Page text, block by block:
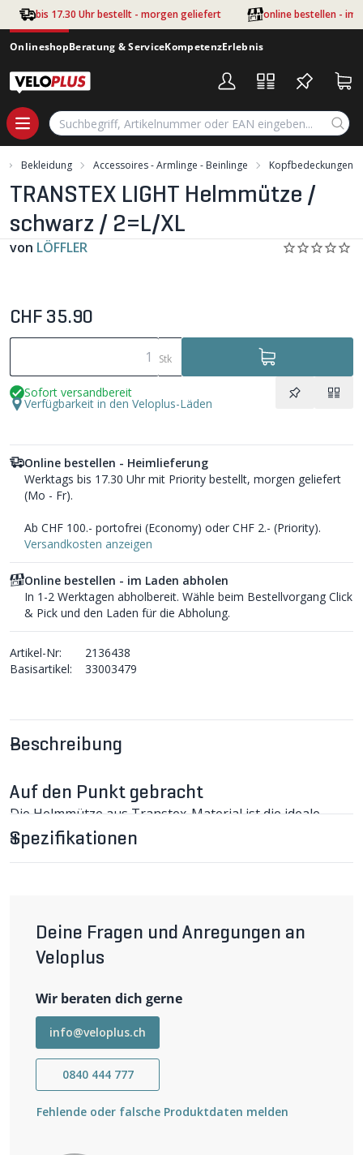
Zum Hauptinhalt springen
bis 17.30 Uhr bestellt - morgen geliefert online bestellen - im
OnlineshopBeratung & ServiceKompetenzErlebnis
Bekleidung Accessoires - Armlinge - Beinlinge Kopfbedeckungen
TRANSTEX LIGHT Helmmütze /
schwarz / 2=L/XL
von LÖFFLER
Beschreibung
Auf den Punkt gebracht
Die Helmmütze aus Transtex-Material ist die ideale
Wahl für sportliche Aktivitäten im Freien.
TRANSTEX LIGHT Helmmütze im Detail
elastischen Eigenschaften trägt sie sich besonders
angenehm und passt problemlos unter den Helm. (A)
Wichtigste Eigenschaften
Angenehmer Tragekomfort
Passt unter jeden Helm
Grösse S/M = 53–59cm, L/XL = 56–64cm
Spezifikationen
Deine Fragen und Anregungen an
Veloplus
Wir beraten dich gerne
info@veloplus.ch
0840 444 777
Fehlende oder falsche Produktdaten melden
CHF 35.90
Stk
Sofort versandbereit
Verfügbarkeit in den Veloplus-Läden
Online bestellen - Heimlieferung
Werktags bis 17.30 Uhr mit Priority bestellt, morgen geliefert
(Mo - Fr).
Ab CHF 100.- portofrei (Economy) oder CHF 2.- (Priority).
Versandkosten anzeigen
Online bestellen - im Laden abholen
In 1-2 Werktagen abholbereit. Wähle beim Bestellvorgang Click
& Pick und den Laden für die Abholung.
Artikel-Nr:
2136438
Basisartikel:
33003479